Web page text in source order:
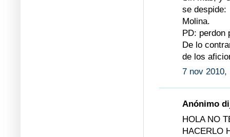
se despide:
Molina.
PD: perdon
De lo
de los
7 nov 2010,
Anónimo
HOLA NO
HACERLO